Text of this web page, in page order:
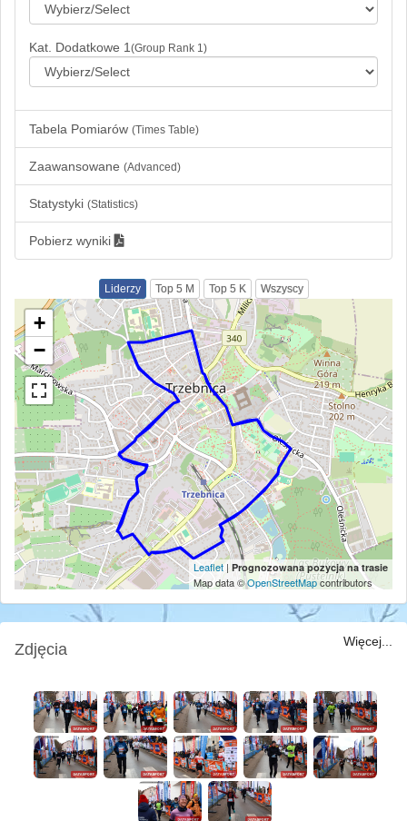
Kat. Dodatkowe 1(Group Rank 1)
Tabela Pomiarów (Times Table)
Zaawansowane (Advanced)
Statystyki (Statistics)
Pobierz wyniki
Liderzy Top 5 M Top 5 K Wszyscy
+
−
Leaflet | Prognozowana pozycja na trasie
Map data ©OpenStreetMapcontributors
Więcej...
Zdjęcia